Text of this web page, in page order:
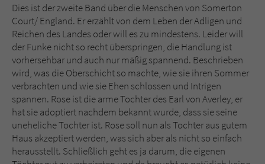
Dies ist der zweite Band über die Menschen von Somerton
Court/ England. Er erzählt von dem Leben der Adligen und
Reichen des Landes oder will es zu mindestens. Leider will
der Funke nicht so recht überspringen, die Handlung ist
vorhersehbar und auch nur mäßig spannend. Beschrieben
wird, was die Oberschicht so machte, wie sie ihren Sommer
verbrachten und wie sie Ehen schlossen und Intrigen
spannen. Rose ist die arme Tochter des Earl von Averley, er
hat sie adoptiert nachdem bekannt wurde, dass sie seine
uneheliche Tochter ist. Rose soll nun als Tochter aus gutem
Haus akzeptiert werden, was sich aber als nicht so einfach
herausstellt. Schließlich geht es ja darum, die eigenen